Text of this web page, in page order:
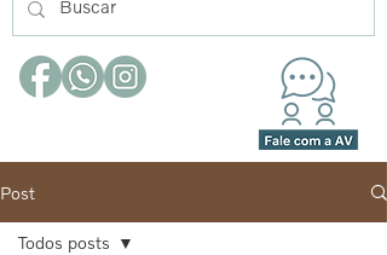
Post
Todos posts